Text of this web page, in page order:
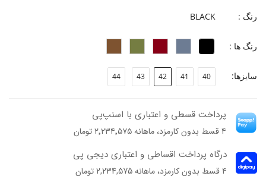
ارتفاع پاشنه: 2.5 سانتی متر
فرم قالب: نوک گرد با پنجه پهن.
پاخور: سایز همیشگی خود را انتخاب کنید.
رنگ : BLACK
رنگ ها :
سایزها: 40
41
42
43
44
پرداخت قسطی و اعتباری با اسنپ‌پی
۴ قسط بدون کارمزد، ماهانه ۲٬۲۳۴٬۵۷۵ تومان
درگاه پرداخت اقساطی و اعتباری دیجی پی
۴ قسط بدون کارمزد، ماهانه 2,234,575 تومان